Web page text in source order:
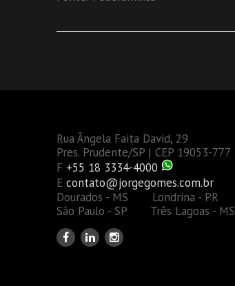
Rua Ângela Faita David, 29
Pres. Prudente/SP | CEP 19053-777
F +55 18 3334-4000
E contato@jorgegomes.com.br
Dourados - MS Londrina - PR
São Paulo - SP Três Lagoas - MS